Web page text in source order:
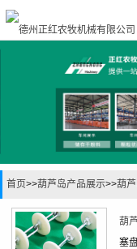
首页>>葫芦岛产品展示>>葫
葫
塞